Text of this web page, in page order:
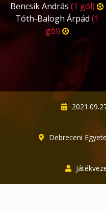
Bencsik András (1 gól)
Tóth-Balogh Árpád (1
gól)
Debreceni